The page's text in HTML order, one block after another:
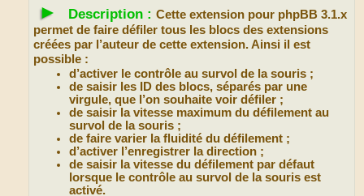
► Description : Cette extension pour phpBB 3.1.x
permet de faire défiler tous les blocs des extensions
créées par l’auteur de cette extension. Ainsi il est
possible :
d’activer le contrôle au survol de la souris ;
de saisir les ID des blocs, séparés par une
virgule, que l’on souhaite voir défiler ;
de saisir la vitesse maximum du défilement au
survol de la souris ;
de faire varier la fluidité du défilement ;
d’activer l’enregistrer la direction ;
de saisir la vitesse du défilement par défaut
lorsque le contrôle au survol de la souris est
activé.